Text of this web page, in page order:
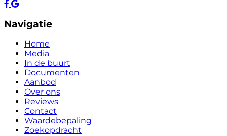
Navigatie
Home
Media
In de buurt
Documenten
Aanbod
Over ons
Reviews
Contact
Waardebepaling
Zoekopdracht